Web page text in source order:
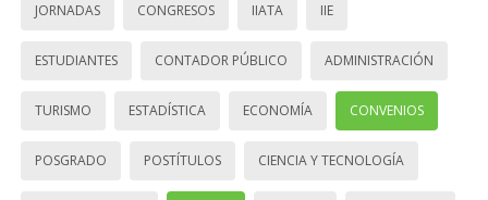
JORNADAS CONGRESOS IIATA IIE
ESTUDIANTES CONTADOR PÚBLICO ADMINISTRACIÓN
TURISMO ESTADÍSTICA ECONOMÍA CONVENIOS
POSGRADO POSTÍTULOS CIENCIA Y TECNOLOGÍA